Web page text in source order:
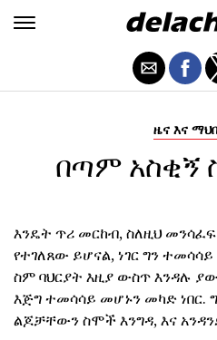
ዜና እና
በጣም
እንዴት ጥሪ መርከብ, ስለዚህ
የተገለጸው ይሆናል, ነገር ግን
ስም ባህርያት እዚያ ውስጥ እንዳሉ
እጅግ ተመሳሳይ መሆኑን መካድ ነበር.
ልጆቻቸውን ስሞች እንግዳ, እና